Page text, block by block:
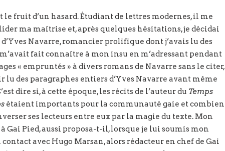
fruit d’un hasard. Étudiant de lettres modernes, il me
ma maîtrise et, après quelques hésitations, je décidai
Navarre, romancier prolifique dont j’avais lu des
fait connaître à mon insu en m’adressant pendant
« empruntés » à divers romans de Navarre sans le citer,
lu des paragraphes entiers d’Yves Navarre avant même
dire si, à cette époque, les récits de l’auteur du Temps
étaient importants pour la communauté gaie et combien
ses lecteurs entre eux par la magie du texte. Mon
Gai Pied, aussi proposa-t-il, lorsque je lui soumis mon
avec Hugo Marsan, alors rédacteur en chef de Gai